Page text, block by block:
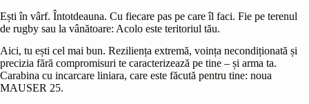
Ești în vârf. Întotdeauna. Cu fiecare pas pe care îl faci. Fie pe terenul
de rugby sau la vânătoare: Acolo este teritoriul tău.
Aici, tu ești cel mai bun. Reziliența extremă, voința necondiționată și
precizia fără compromisuri te caracterizează pe tine – și arma ta.
Carabina cu incarcare liniara, care este făcută pentru tine: noua
MAUSER 25.